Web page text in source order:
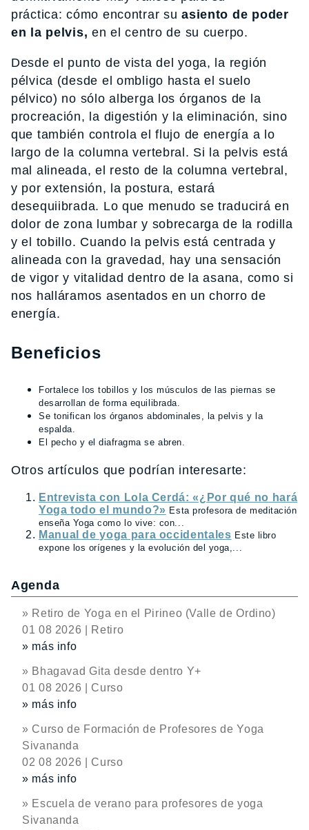
práctica: cómo encontrar suasiento de poder
en la pelvis, en el centro de su cuerpo.
Desde el punto de vista del yoga, la región
pélvica (desde el ombligo hasta el suelo
pélvico) no sólo alberga los órganos de la
procreación, la digestión y la eliminación, sino
que también controla el flujo de energía a lo
largo de la columna vertebral. Si la pelvis está
mal alineada, el resto de la columna vertebral,
y por extensión, la postura, estará
desequiibrada. Lo que menudo se traducirá en
dolor de zona lumbar y sobrecarga de la rodilla
y el tobillo. Cuando la pelvis está centrada y
alineada con la gravedad, hay una sensación
de vigor y vitalidad dentro de la asana, como si
nos halláramos asentados en un chorro de
energía.
Beneficios
Fortalece los tobillos y los músculos de las piernas se
desarrollan de forma equilibrada.
Se tonifican los órganos abdominales, la pelvis y la
espalda.
El pecho y el diafragma se abren.
Otros artículos que podrían interesarte:
Entrevista con Lola Cerdá: «¿Por qué no hará
Yoga todo el mundo?» Esta profesora de meditación
enseña Yoga como lo vive: con...
Manual de yoga para occidentales Este libro
expone los orígenes y la evolución del yoga,...
Agenda
» Retiro de Yoga en el Pirineo (Valle de Ordino)
01 08 2026 | Retiro
» más info
» Bhagavad Gita desde dentro Y+
01 08 2026 | Curso
» más info
» Curso de Formación de Profesores de Yoga
Sivananda
02 08 2026 | Curso
» más info
» Escuela de verano para profesores de yoga
Sivananda